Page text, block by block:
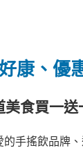
康、優
美食買一
手搖飲品牌